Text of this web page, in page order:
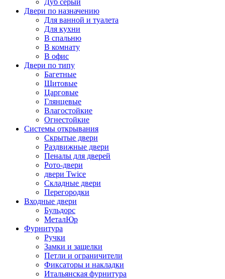
Дуб серый
Двери по назначению
Для ванной и туалета
Для кухни
В спальню
В комнату
В офис
Двери по типу
Багетные
Щитовые
Царговые
Глянцевые
Влагостойкие
Огнестойкие
Системы открывания
Скрытые двери
Раздвижные двери
Пеналы для дверей
Рото-двери
двери Twice
Складные двери
Перегородки
Входные двери
Бульдорс
МеталЮр
Фурнитура
Ручки
Замки и защелки
Петли и ограничители
Фиксаторы и накладки
Итальянская фурнитура